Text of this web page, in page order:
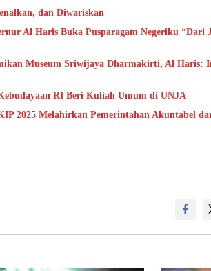
dan Diwariskan
Al Haris Buka Pusparagam Negeriku “Dari
Museum Sriwijaya Dharmakirti, Al Haris:
RI Beri Kuliah Umum di UNJA
2025 Melahirkan Pemerintahan Akuntabel